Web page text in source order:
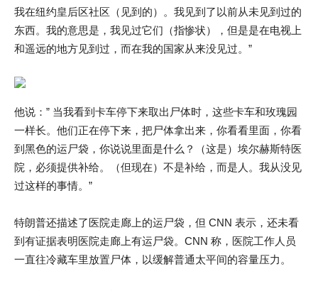
我在纽约皇后区社区（见到的）。我见到了以前从未见到过的
东西。我的意思是，我见过它们（指惨状），但是是在电视上
和遥远的地方见到过，而在我的国家从来没见过。”
他说：” 当我看到卡车停下来取出尸体时，这些卡车和玫瑰园
一样长。他们正在停下来，把尸体拿出来，你看看里面，你看
到黑色的运尸袋，你说说里面是什么？（这是）埃尔赫斯特医
院，必须提供补给。（但现在）不是补给，而是人。我从没见
过这样的事情。”
特朗普还描述了医院走廊上的运尸袋，但 CNN 表示，还未看
到有证据表明医院走廊上有运尸袋。CNN 称，医院工作人员
一直往冷藏车里放置尸体，以缓解普通太平间的容量压力。